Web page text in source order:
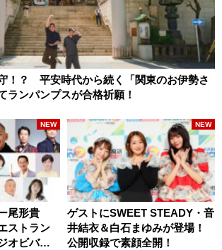
！？ 平安時代から続く「関東のお伊勢さ
ランパンプスが合格祈願！
尾形貴
ストラン
オビバリ
NEW
ゲストにSWEET STEADY・音
井結衣＆白石まゆみが登場！
公開収録で素顔全開！
NEW